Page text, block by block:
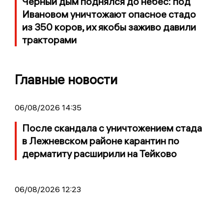
Ивановом уничтожают опасное стадо
из 350 коров, их якобы заживо давили
тракторами
Главные новости
06/08/2026 14:35
После скандала с уничтожением стада
в Лежневском районе карантин по
дерматиту расширили на Тейково
06/08/2026 12:23